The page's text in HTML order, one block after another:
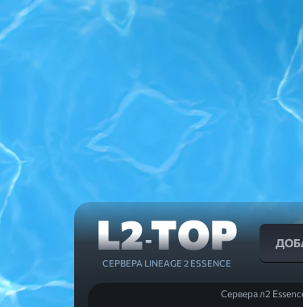
L2-TOP
СЕРВЕРА LINEAGE 2 ESSENCE
Сервера л2